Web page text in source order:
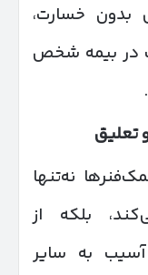
بدون خسارت،
تخفیف در بیمه شخص
تعلیق
نه‌تنها
بلکه از
به سایر